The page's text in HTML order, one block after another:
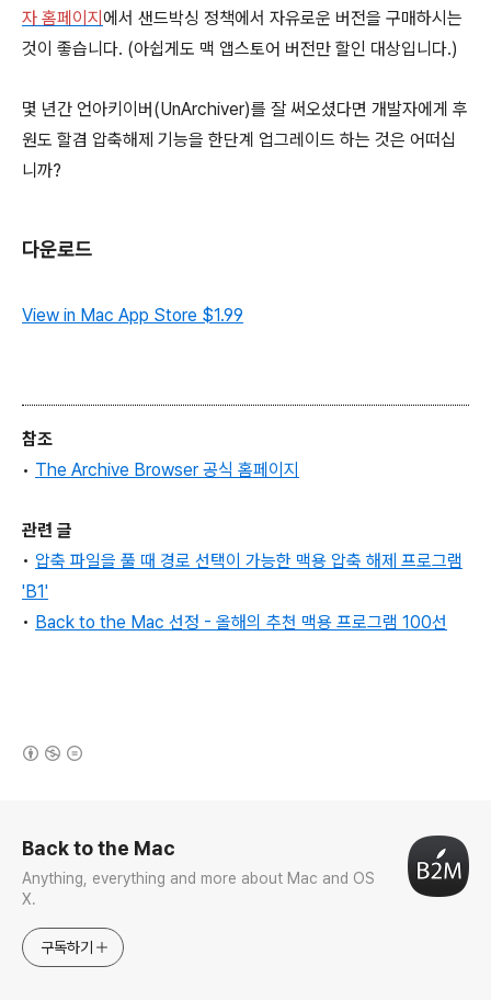
자 홈페이지 에서 샌드박싱 정책에서 자유로운 버전을 구매하시는
것이 좋습니다. (아쉽게도 맥 앱스토어 버전만 할인 대상입니다.)
몇 년간 언아키이버(UnArchiver)를 잘 써오셨다면 개발자에게 후
원도 할겸 압축해제 기능을 한단계 업그레이드 하는 것은 어떠십
니까?
다운로드
View in Mac App Store $1.99
참조
• The Archive Browser 공식 홈페이지
관련 글
• 압축 파일을 풀 때 경로 선택이 가능한 맥용 압축 해제 프로그램
'B1'
• Back to the Mac 선정 - 올해의 추천 맥용 프로그램 100선
Back to the Mac
Anything, everything and more about Mac and OS
X.
구독하기